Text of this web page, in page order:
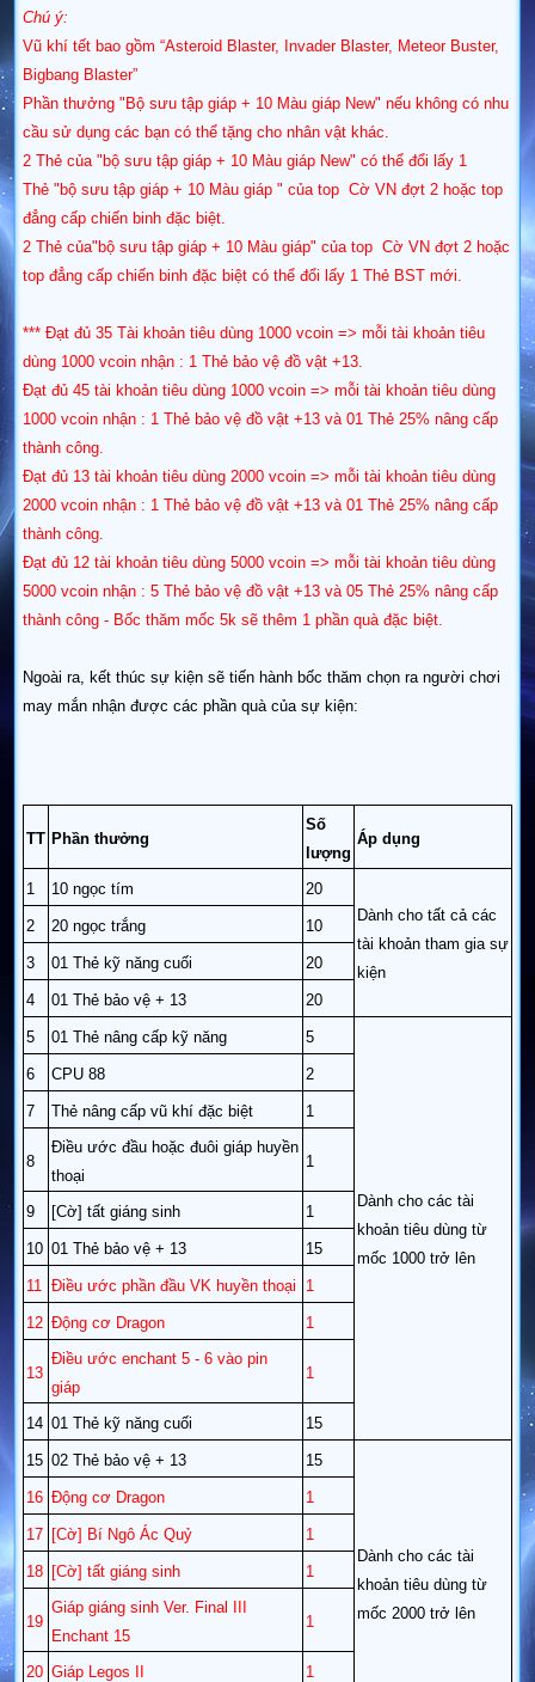
Chú ý:
Vũ khí tết bao gồm “Asteroid Blaster, Invader Blaster, Meteor Buster,
Bigbang Blaster”
Phần thưởng "Bộ sưu tập giáp + 10 Màu giáp New" nếu không có nhu
cầu sử dụng các bạn có thể tặng cho nhân vật khác.
2 Thẻ của "bộ sưu tập giáp + 10 Màu giáp New" có thể đổi lấy 1
Thẻ "bộ sưu tập giáp + 10 Màu giáp " của top Cờ VN đợt 2 hoặc top
đẳng cấp chiến binh đặc biệt.
2 Thẻ của"bộ sưu tập giáp + 10 Màu giáp" của top Cờ VN đợt 2 hoặc
top đẳng cấp chiến binh đặc biệt có thể đổi lấy 1 Thẻ BST mới.
*** Đạt đủ 35 Tài khoản tiêu dùng 1000 vcoin => mỗi tài khoản tiêu
dùng 1000 vcoin nhận : 1 Thẻ bảo vệ đồ vật +13.
Đạt đủ 45 tài khoản tiêu dùng 1000 vcoin => mỗi tài khoản tiêu dùng
1000 vcoin nhận : 1 Thẻ bảo vệ đồ vật +13 và 01 Thẻ 25% nâng cấp
thành công.
Đạt đủ 13 tài khoản tiêu dùng 2000 vcoin => mỗi tài khoản tiêu dùng
2000 vcoin nhận : 1 Thẻ bảo vệ đồ vật +13 và 01 Thẻ 25% nâng cấp
thành công.
Đạt đủ 12 tài khoản tiêu dùng 5000 vcoin => mỗi tài khoản tiêu dùng
5000 vcoin nhận : 5 Thẻ bảo vệ đồ vật +13 và 05 Thẻ 25% nâng cấp
thành công - Bốc thăm mốc 5k sẽ thêm 1 phần quà đặc biệt.
Ngoài ra, kết thúc sự kiện sẽ tiến hành bốc thăm chọn ra người chơi
may mắn nhận được các phần quà của sự kiện:
TT Phần thưởng
Số
lượng
Áp dụng
1 10 ngọc tím
20
Dành cho tất cả các
tài khoản tham gia sự
kiện
2 20 ngọc trắng 10
3 01 Thẻ kỹ năng cuối 20
4 01 Thẻ bảo vệ + 13 20
5 01 Thẻ nâng cấp kỹ năng 5
Dành cho các tài
khoản tiêu dùng từ
mốc 1000 trở lên
6 CPU 88 2
7 Thẻ nâng cấp vũ khí đặc biệt 1
8
Điều ước đầu hoặc đuôi giáp huyền
thoại
1
9 [Cờ] tất giáng sinh 1
10 01 Thẻ bảo vệ + 13 15
11 Điều ước phần đầu VK huyền thoại 1
12 Động cơ Dragon 1
13
Điều ước enchant 5 - 6 vào pin
giáp
1
14 01 Thẻ kỹ năng cuối 15
15 02 Thẻ bảo vệ + 13 15
Dành cho các tài
khoản tiêu dùng từ
mốc 2000 trở lên
16 Động cơ Dragon 1
17 [Cờ] Bí Ngô Ác Quỷ 1
18 [Cờ] tất giáng sinh 1
19
Giáp giáng sinh Ver. Final III
Enchant 15
1
20 Giáp Legos II 1